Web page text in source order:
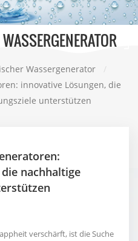
Wassergenerator
/
innovative Lösungen, die
unterstützen
nachhaltige
verschärft, ist die Suche